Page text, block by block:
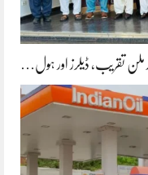
تقریب، ڈیلرز اور ہول…